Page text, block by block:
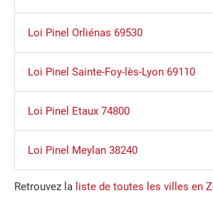
Loi Pinel Orliénas 69530
Loi Pinel Sainte-Foy-lès-Lyon 69110
Loi Pinel Etaux 74800
Loi Pinel Meylan 38240
Retrouvez la liste de toutes les villes en